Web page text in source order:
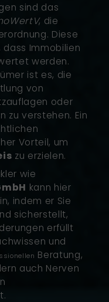
sind das
, die
Diese
dass Immobilien
werden.
ist es, die
von
oder
zu verstehen. Ein
Vorteil, um
zu erzielen.
wie
kann hier
indem er Sie
sicherstellt,
erfüllt
und
Beratung,
auch Nerven